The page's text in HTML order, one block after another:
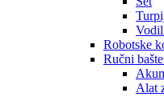
Robotske
Ručni
Alat